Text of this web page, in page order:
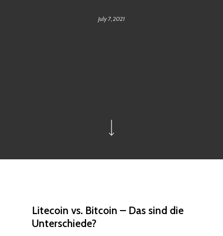
July 7, 2021
Litecoin vs. Bitcoin – Das sind die
Unterschiede?